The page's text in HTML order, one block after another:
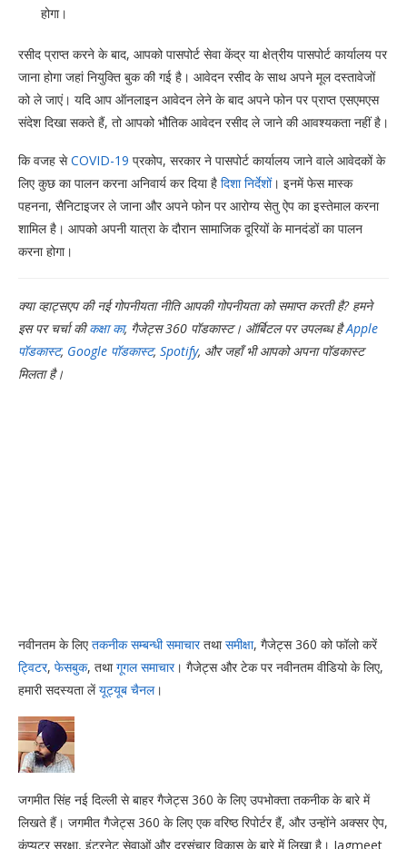
होगा।
रसीद प्राप्त करने के बाद, आपको पासपोर्ट सेवा केंद्र या क्षेत्रीय पासपोर्ट कार्यालय पर
जाना होगा जहां नियुक्ति बुक की गई है। आवेदन रसीद के साथ अपने मूल दस्तावेजों
को ले जाएं। यदि आप ऑनलाइन आवेदन लेने के बाद अपने फोन पर प्राप्त एसएमएस
संदेश दिखा सकते हैं, तो आपको भौतिक आवेदन रसीद ले जाने की आवश्यकता नहीं है।
कि वजह सेCOVID-19 प्रकोप, सरकार ने पासपोर्ट कार्यालय जाने वाले आवेदकों के
लिए कुछ का पालन करना अनिवार्य कर दिया है दिशा निर्देशों। इनमें फेस मास्क
पहनना, सैनिटाइजर ले जाना और अपने फोन पर आरोग्य सेतु ऐप का इस्तेमाल करना
शामिल है। आपको अपनी यात्रा के दौरान सामाजिक दूरियों के मानदंडों का पालन
करना होगा।
क्या व्हाट्सएप की नई गोपनीयता नीति आपकी गोपनीयता को समाप्त करती है? हमने
इस पर चर्चा कीकक्षा का, गैजेट्स 360 पॉडकास्ट। ऑर्बिटल पर उपलब्ध हैApple
पॉडकास्ट, Google पॉडकास्ट, Spotify, और जहाँ भी आपको अपना पॉडकास्ट
मिलता है।
नवीनतम के लिएतकनीक सम्बन्धी समाचारतथासमीक्षा, गैजेट्स 360 को फॉलो करें
ट्विटर, फेसबुक, तथागूगल समाचार। गैजेट्स और टेक पर नवीनतम वीडियो के लिए,
हमारी सदस्यता लेंयूट्यूब चैनल।
जगमीत सिंह नई दिल्ली से बाहर गैजेट्स 360 के लिए उपभोक्ता तकनीक के बारे में
लिखते हैं। जगमीत गैजेट्स 360 के लिए एक वरिष्ठ रिपोर्टर हैं, और उन्होंने अक्सर ऐप,
कंप्यूटर सुरक्षा, इंटरनेट सेवाओं और दूरसंचार विकास के बारे में लिखा है। Jagmeet